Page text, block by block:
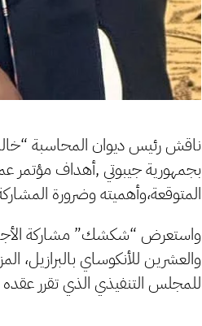
ناقش رئيس ديوان المحاسبة
بجمهورية جيبوتي ,أهداف مؤتمر
المتوقعة،وأهميته وضرورة
واستعرض “شكشك” مشاركة الأجهزة
للمجلس التنفيذي الذي تقرر عقده بدولة